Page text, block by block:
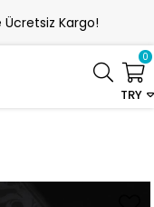
Ücretsiz Kargo!
TRY
0